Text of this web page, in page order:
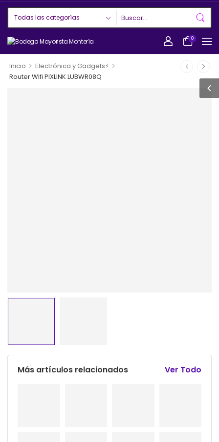
0
Inicio > Electrónica y Gadgets⚡ >
Router Wifi PIXLINK LUBWR08Q
Más artículos relacionados Ver Todo